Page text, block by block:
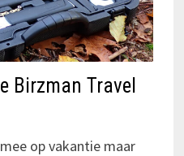
Birzman Travel
op vakantie maar